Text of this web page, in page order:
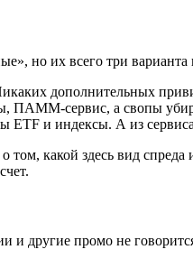
но их всего три
дополнительных
ПАММ-сервис, а свопы
ETF и индексы. А из
какой здесь вид
другие промо не